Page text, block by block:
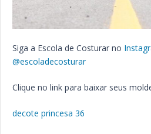
Siga a Escola de Costurar no
@escoladecosturar
Clique no link para baixar seus
decote princesa 36